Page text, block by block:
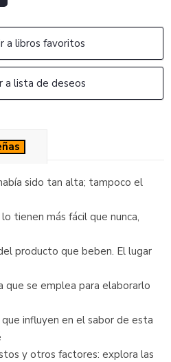
a libros favoritos
a lista de deseos
sido tan alta; tampoco el
tienen más fácil que nunca,
producto que beben. El lugar
que se emplea para elaborarlo
influyen en el sabor de esta
y otros factores: explora las